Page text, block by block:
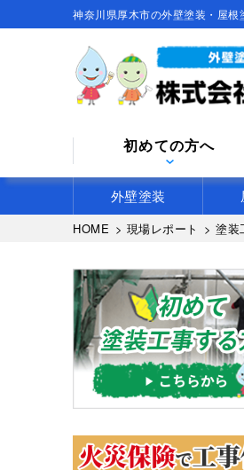
神奈川県厚木市の外壁塗装・屋
初めての方へ
外壁塗装
HOME > 現場レポート > 塗装